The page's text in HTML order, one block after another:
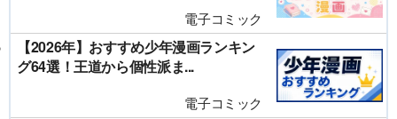
電子コミック
【2026年】おすすめ少年漫画ランキン
グ64選！王道から個性派ま...
電子コミック